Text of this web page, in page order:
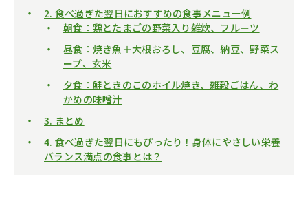
2. 食べ過ぎた翌日におすすめの食事メニュー例
朝食：鶏とたまごの野菜入り雑炊、フルーツ
昼食：焼き魚＋大根おろし、豆腐、納豆、野菜ス
ープ、玄米
夕食：鮭ときのこのホイル焼き、雑穀ごはん、わ
かめの味噌汁
3. まとめ
4. 食べ過ぎた翌日にもぴったり！身体にやさしい栄養
バランス満点の食事とは？